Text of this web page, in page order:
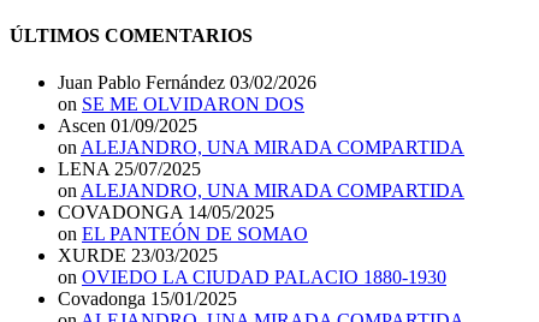
ÚLTIMOS COMENTARIOS
Juan Pablo Fernández 03/02/2026
on SE ME OLVIDARON DOS
Ascen 01/09/2025
onALEJANDRO, UNA MIRADA COMPARTIDA
LENA 25/07/2025
onALEJANDRO, UNA MIRADA COMPARTIDA
COVADONGA 14/05/2025
on EL PANTEÓN DE SOMAO
XURDE 23/03/2025
on OVIEDO LA CIUDAD PALACIO 1880-1930
Covadonga 15/01/2025